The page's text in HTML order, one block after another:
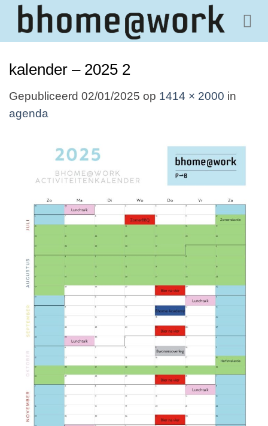
naar
inhoud
kalender – 2025 2
Gepubliceerd 02/01/2025 op 1414 × 2000 in
agenda